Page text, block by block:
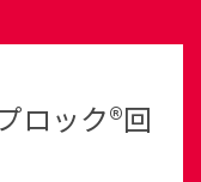
ロック®回